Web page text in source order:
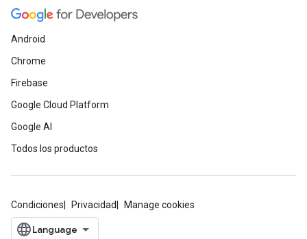
Android
Chrome
Firebase
Google Cloud Platform
Google AI
Todos los productos
Condiciones Privacidad Manage cookies